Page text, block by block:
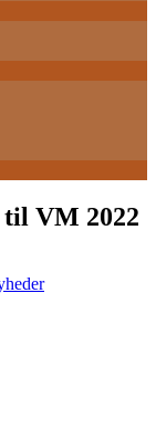
VM 2022